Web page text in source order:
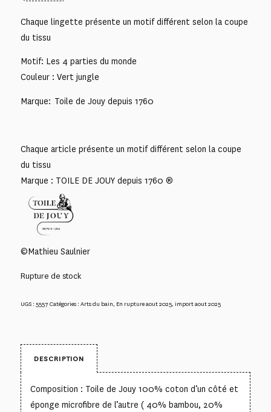
Chaque lingette présente un motif différent selon la coupe
du tissu
Motif: Les 4 parties du monde
Couleur : Vert jungle
Marque: Toile de Jouy depuis 1760
Chaque article présente un motif différent selon la coupe
du tissu
Marque : TOILE DE JOUY depuis 1760 ®
©Mathieu Saulnier
Rupture de stock
UGS : 5557 Catégories :Arts du bain, En rupture aout 2025, import aout 2025
DESCRIPTION
Composition : Toile de Jouy 100% coton d’un côté et
éponge microfibre de l’autre ( 40% bambou, 20%